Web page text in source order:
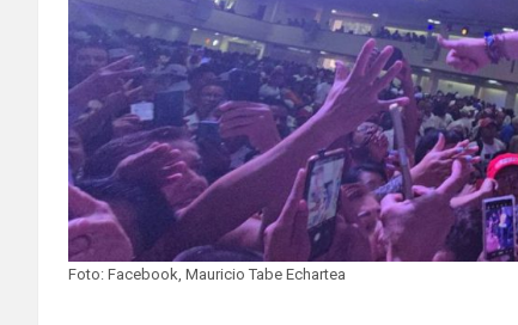
Foto: Facebook, Mauricio Tabe Echartea